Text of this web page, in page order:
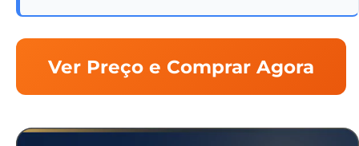
Ver Preço e Comprar Agora